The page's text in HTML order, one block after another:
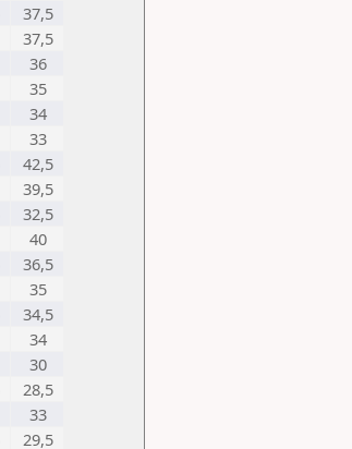
37,5
37,5
36
35
34
33
42,5
39,5
32,5
40
36,5
35
34,5
34
30
28,5
33
29,5